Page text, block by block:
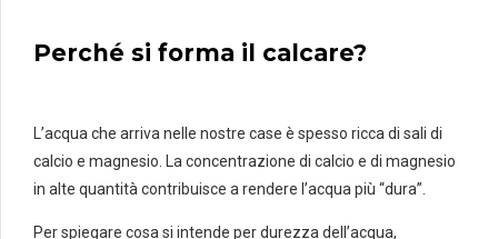
Perché si forma il calcare?
L’acqua che arriva nelle nostre case è spesso ricca di sali di
calcio e magnesio. La concentrazione di calcio e di magnesio
in alte quantità contribuisce a rendere l’acqua più “dura”.
Per spiegare cosa si intende perdurezza dell’acqua,